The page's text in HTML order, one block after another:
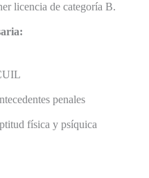
licencia de categoría B.
penales
física y psíquica